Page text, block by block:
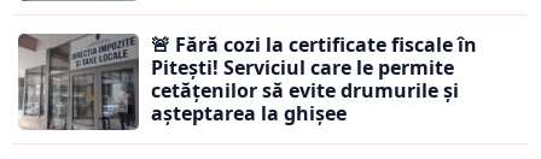
🚨 Fără cozi la certificate fiscale în
Pitești! Serviciul care le permite
cetățenilor să evite drumurile și
așteptarea la ghișee